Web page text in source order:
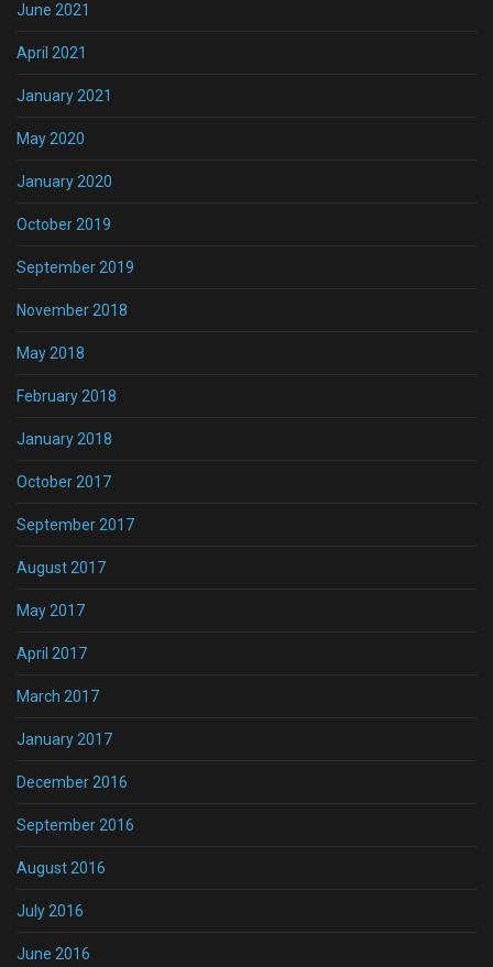
June 2021
April 2021
January 2021
May 2020
January 2020
October 2019
September 2019
November 2018
May 2018
February 2018
January 2018
October 2017
September 2017
August 2017
May 2017
April 2017
March 2017
January 2017
December 2016
September 2016
August 2016
July 2016
June 2016